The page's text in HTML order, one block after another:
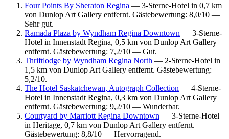
Four Points By Sheraton Regina — 3-Sterne-Hotel in 0,7 km
von Dunlop Art Gallery entfernt. Gästebewertung: 8,0/10 —
Sehr gut.
Ramada Plaza by Wyndham Regina Downtown — 3-Sterne-
Hotel in Innenstadt Regina, 0,5 km von Dunlop Art Gallery
entfernt. Gästebewertung: 7,2/10 — Gut.
Thriftlodge by Wyndham Regina North — 2-Sterne-Hotel in
1,5 km von Dunlop Art Gallery entfernt. Gästebewertung:
5,2/10.
The Hotel Saskatchewan, Autograph Collection — 4-Sterne-
Hotel in Innenstadt Regina, 0,3 km von Dunlop Art Gallery
entfernt. Gästebewertung: 9,2/10 — Wunderbar.
Courtyard by Marriott Regina Downtown — 3-Sterne-Hotel
in Heritage, 0,7 km von Dunlop Art Gallery entfernt.
Gästebewertung: 8,8/10 — Hervorragend.